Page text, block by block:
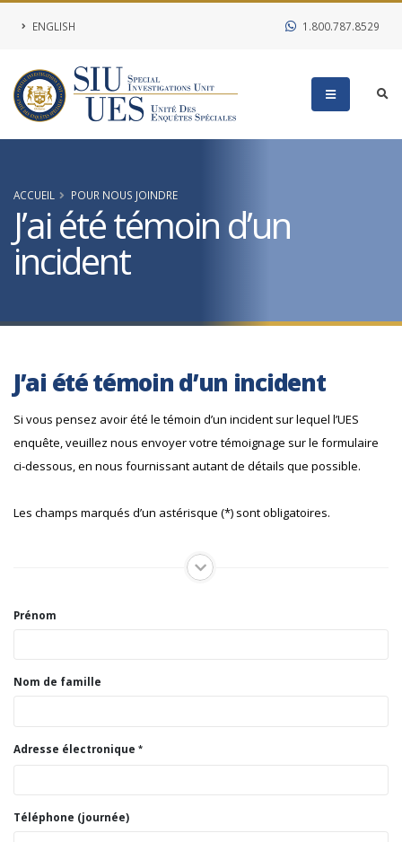
ENGLISH 1.800.787.8529
ACCUEIL POUR NOUS JOINDRE
J’ai été témoin d’un
incident
J’ai été témoin d’un incident
Si vous pensez avoir été le témoin d’un incident sur lequel l’UES
enquête, veuillez nous envoyer votre témoignage sur le formulaire
ci-dessous, en nous fournissant autant de détails que possible.
Les champs marqués d’un astérisque (*) sont obligatoires.
Prénom
Nom de famille
Adresse électronique
Téléphone (journée)